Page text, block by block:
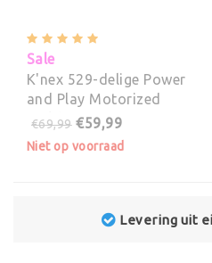
Sale
K'nex 529-delige Power
and Play Motorized
Building
€69,99 €59,99
Niet op voorraad
uit eigen voorraad!